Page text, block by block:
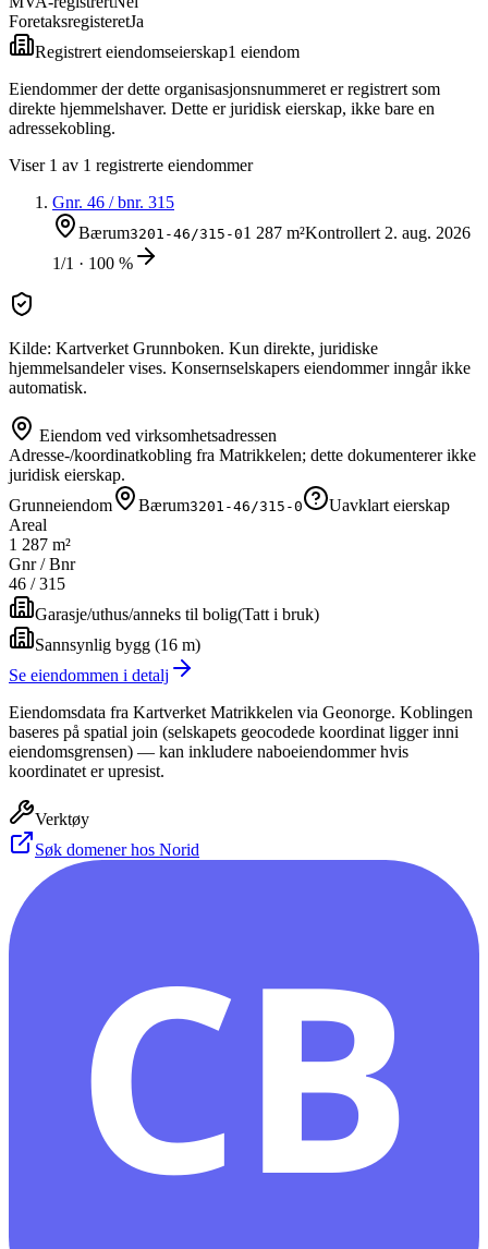
ForetaksregisteretJa
Registrert eiendomseierskap1 eiendom
Eiendommer der dette organisasjonsnummeret er registrert som
direkte hjemmelshaver. Dette er juridisk eierskap, ikke bare en
adressekobling.
Viser 1 av 1 registrerte eiendommer
Gnr. 46 / bnr. 315
Bærum3201-46/315-01 287 m²Kontrollert 2. aug. 2026
1/1 · 100 %
Kilde: Kartverket Grunnboken. Kun direkte, juridiske
hjemmelsandeler vises. Konsernselskapers eiendommer inngår ikke
automatisk.
Eiendom ved virksomhetsadressen
Adresse-/koordinatkobling fra Matrikkelen; dette dokumenterer ikke
juridisk eierskap.
Grunneiendom
Bærum3201-46/315-0
Uavklart eierskap
Areal
1 287 m²
Gnr / Bnr
46 /315
Garasje/uthus/anneks til bolig(Tatt i bruk)
Sannsynlig bygg (16 m)
Se eiendommen i detalj
Eiendomsdata fra Kartverket Matrikkelen via Geonorge. Koblingen
baseres på spatial join (selskapets geocodede koordinat ligger inni
eiendomsgrensen) — kan inkludere naboeiendommer hvis
koordinatet er upresist.
Verktøy
Søk domener hos Norid
CB